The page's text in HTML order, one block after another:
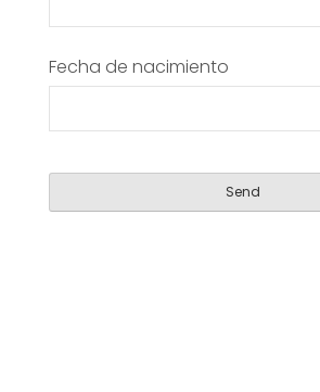
Fecha de nacimiento
Send